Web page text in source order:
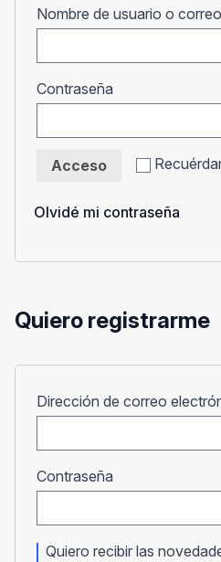
Nombre de usuario o
Contraseña
Acceso
Olvidé mi contraseña
Quiero registrarme
Dirección de correo
Contraseña
Quiero recibir las